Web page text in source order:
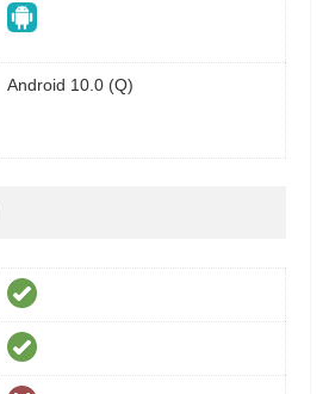
Android 10.0 (Q)